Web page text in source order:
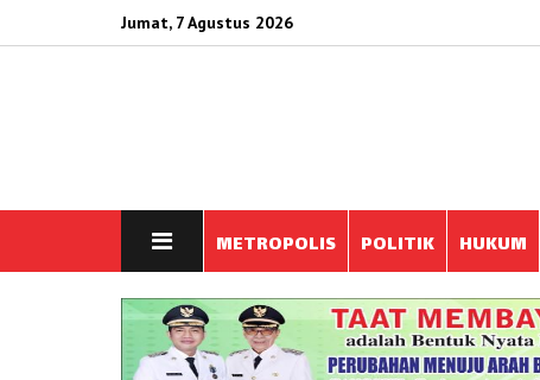
Jumat, 7 Agustus 2026
METROPOLIS POLITIK HUKUM